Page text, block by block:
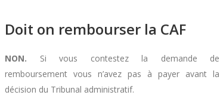
Doit on rembourser la CAF
NON. Si vous contestez la demande de
remboursement vous n’avez pas à payer avant la
décision du Tribunal administratif.